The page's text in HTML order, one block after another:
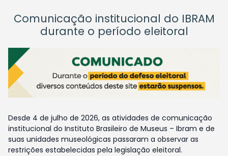
Comunicação institucional do IBRAM
durante o período eleitoral
Desde 4 de julho de 2026, as atividades de comunicação
institucional do Instituto Brasileiro de Museus – Ibram e de
suas unidades museológicas passaram a observar as
restrições estabelecidas pela legislação eleitoral.